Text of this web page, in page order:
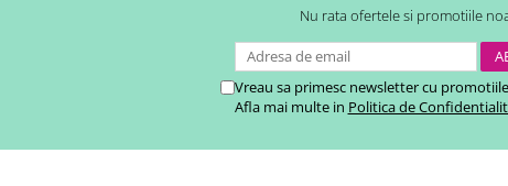
Nu rata ofertele si promotiile
Vreau sa primesc newsletter cu
Afla mai multe in Politica de